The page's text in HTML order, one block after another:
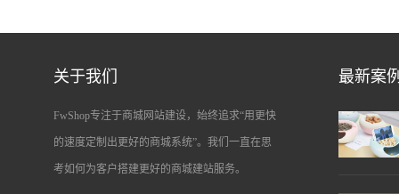
关于我们
FwShop专注于商城网站建设，始终追求“用更快
的速度定制出更好的商城系统”。我们一直在思
考如何为客户搭建更好的商城建站服务。
最新案